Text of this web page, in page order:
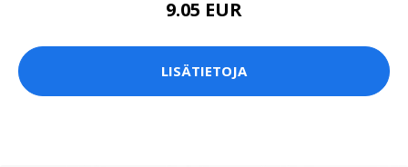
9.05 EUR
LISÄTIETOJA